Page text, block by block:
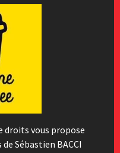
droits vous propose
Sébastien BACCI